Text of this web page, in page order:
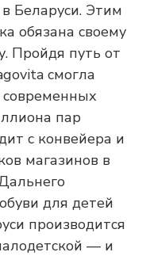
Беларуси. Этим
обязана своему
Пройдя путь от
смогла
пар
с конвейера и
магазинов в
для детей
производится
— и